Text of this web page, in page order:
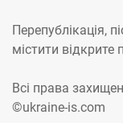
Перепублікація,
містити
Всі права
©ukraine-is.com